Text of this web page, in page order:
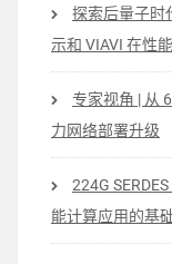
探索后量子时
示和 VIAVI 在性
专家视角 | 从
力网络部署升级
224G
能计算应用的基